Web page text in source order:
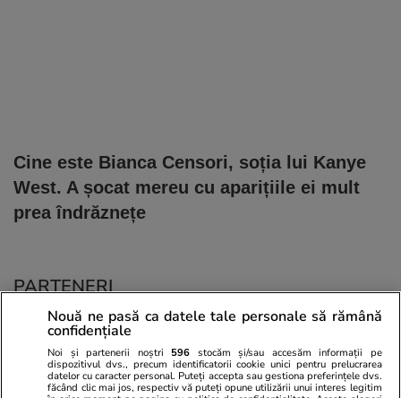
Cine este Bianca Censori, soția lui Kanye
West. A șocat mereu cu aparițiile ei mult
prea îndrăznețe
PARTENERI
Nouă ne pasă ca datele tale personale să rămână
confidențiale
Noi și partenerii noștri 596 stocăm și/sau accesăm informații pe
dispozitivul dvs., precum identificatorii cookie unici pentru prelucrarea
datelor cu caracter personal. Puteți accepta sau gestiona preferințele dvs.
făcând clic mai jos, respectiv vă puteți opune utilizării unui interes legitim